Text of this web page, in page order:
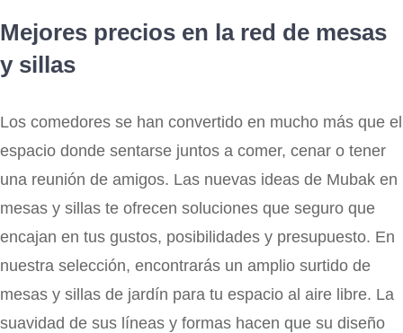
Mejores precios en la red de mesas
y sillas
Los comedores se han convertido en mucho más que el
espacio donde sentarse juntos a comer, cenar o tener
una reunión de amigos. Las nuevas ideas de Mubak en
mesas y sillas te ofrecen soluciones que seguro que
encajan en tus gustos, posibilidades y presupuesto. En
nuestra selección, encontrarás un amplio surtido de
mesas y sillas de jardín para tu espacio al aire libre. La
suavidad de sus líneas y formas hacen que su diseño